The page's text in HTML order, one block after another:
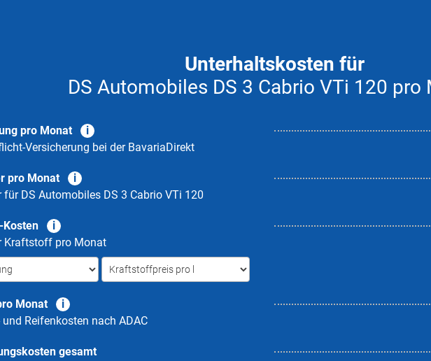
Unterhaltskosten für
DS Automobiles DS 3 Cabrio VTi 120 pro
pro Monat
Versicherung bei der BavariaDirekt
pro Monat
für DS Automobiles DS 3 Cabrio VTi 120
Kraftstoff pro Monat
Monat
Reifenkosten nach ADAC
gesamt